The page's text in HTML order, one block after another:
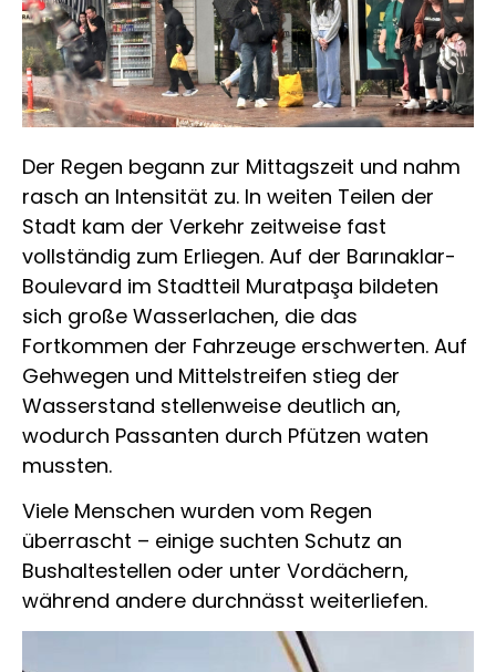
Der Regen begann zur Mittagszeit und nahm
rasch an Intensität zu. In weiten Teilen der
Stadt kam der Verkehr zeitweise fast
vollständig zum Erliegen. Auf der Barınaklar-
Boulevard im Stadtteil Muratpaşa bildeten
sich große Wasserlachen, die das
Fortkommen der Fahrzeuge erschwerten. Auf
Gehwegen und Mittelstreifen stieg der
Wasserstand stellenweise deutlich an,
wodurch Passanten durch Pfützen waten
mussten.
Viele Menschen wurden vom Regen
überrascht – einige suchten Schutz an
Bushaltestellen oder unter Vordächern,
während andere durchnässt weiterliefen.